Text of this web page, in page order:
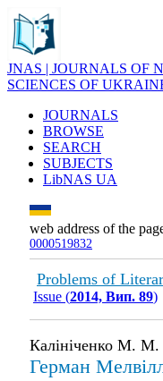
JNAS | JOURNALS OF
SCIENCES OF
JOURNALS
BROWSE
SEARCH
SUBJECTS
LibNAS UA
web address of the
0000519832
Problems of
Issue (2014, Вип. 89)
Калініченко М. М.
Герман